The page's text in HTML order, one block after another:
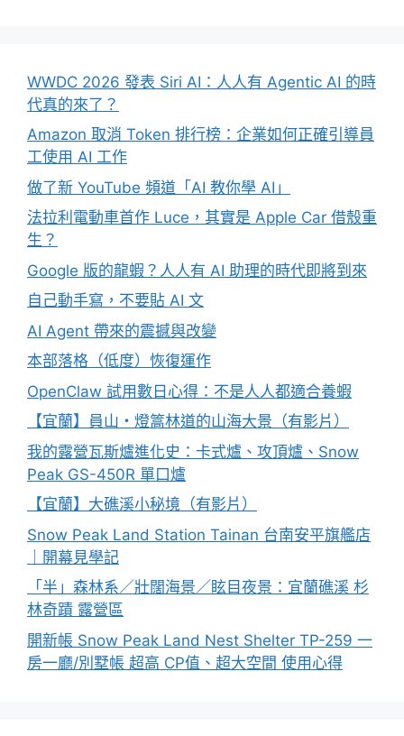
WWDC 2026 發表 Siri AI：人人有 Agentic AI 的時
代真的來了？
Amazon 取消 Token 排行榜：企業如何正確引導員
工使用 AI 工作
做了新 YouTube 頻道「AI 教你學 AI」
法拉利電動車首作 Luce，其實是 Apple Car 借殼重
生？
Google 版的龍蝦？人人有 AI 助理的時代即將到來
自己動手寫，不要貼 AI 文
AI Agent 帶來的震撼與改變
本部落格（低度）恢復運作
OpenClaw 試用數日心得：不是人人都適合養蝦
【宜蘭】員山・燈篙林道的山海大景（有影片）
我的露營瓦斯爐進化史：卡式爐、攻頂爐、Snow
Peak GS-450R 單口爐
【宜蘭】大礁溪小秘境（有影片）
Snow Peak Land Station Tainan 台南安平旗艦店
｜開幕見學記
「半」森林系／壯闊海景／眩目夜景：宜蘭礁溪 杉
林奇蹟 露營區
開新帳 Snow Peak Land Nest Shelter TP-259 一
房一廳/別墅帳 超高 CP值、超大空間 使用心得